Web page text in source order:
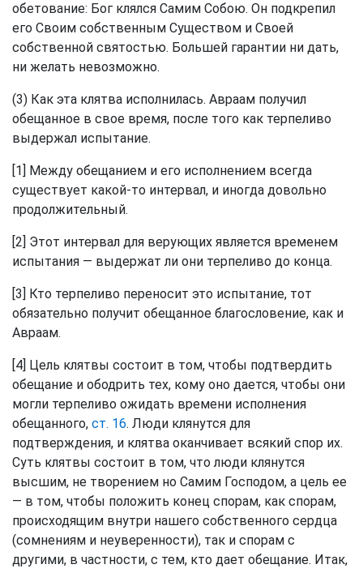
обетование: Бог клялся Самим Собою. Он подкрепил
его Своим собственным Существом и Своей
собственной святостью. Большей гарантии ни дать,
ни желать невозможно.
(3) Как эта клятва исполнилась. Авраам получил
обещанное в свое время, после того как терпеливо
выдержал испытание.
[1] Между обещанием и его исполнением всегда
существует какой-то интервал, и иногда довольно
продолжительный.
[2] Этот интервал для верующих является временем
испытания — выдержат ли они терпеливо до конца.
[3] Кто терпеливо переносит это испытание, тот
обязательно получит обещанное благословение, как и
Авраам.
[4] Цель клятвы состоит в том, чтобы подтвердить
обещание и ободрить тех, кому оно дается, чтобы они
могли терпеливо ожидать времени исполнения
обещанного, ст. 16. Люди клянутся для
подтверждения, и клятва оканчивает всякий спор их.
Суть клятвы состоит в том, что люди клянутся
высшим, не творением но Самим Господом, а цель ее
— в том, чтобы положить конец спорам, как спорам,
происходящим внутри нашего собственного сердца
(сомнениям и неуверенности), так и спорам с
другими, в частности, с тем, кто дает обещание. Итак,